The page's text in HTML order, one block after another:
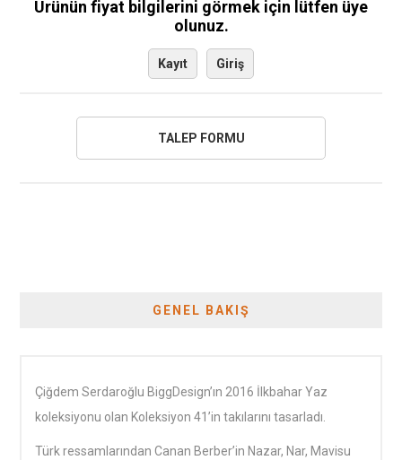
Ürünün fiyat bilgilerini görmek için lütfen üye
olunuz.
Kayıt Giriş
GENEL BAKIŞ
Çiğdem Serdaroğlu BiggDesign’ın 2016 İlkbahar Yaz
koleksiyonu olan Koleksiyon 41’in takılarını tasarladı.
Türk ressamlarından Canan Berber’in Nazar, Nar, Mavisu